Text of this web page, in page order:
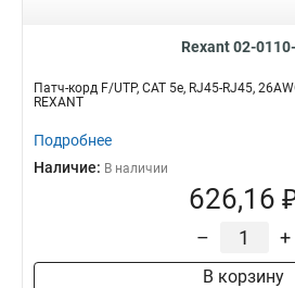
Rexant 02-
Патч-корд F/UTP, CAT 5e, RJ45-RJ45,
REXANT
Подробнее
Наличие: В наличии
626,16
– +
В корзину